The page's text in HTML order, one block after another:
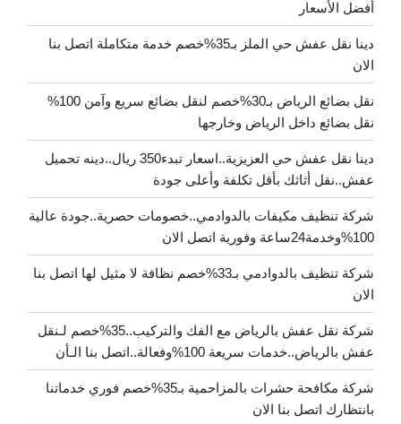
أفضل الأسعار
دينا نقل عفش حي الملز بـ35%خصم خدمة متكاملة اتصل بنا
الان
نقل بضائع الرياض بـ30%خصم لنقل بضائع سريع وآمن 100%
نقل بضائع داخل الرياض وخارجها
دينا نقل عفش حي العزيزية..اسعار تبدء350 ريال..دينه تحميل
عفش..نقل أثاثك بأقل تكلفة وأعلى جودة
شركة تنظيف مكيفات بالدوادمي..خصومات حصرية..جودة عالية
100%وخدمة24ساعة وفورية اتصل الان
شركة تنظيف بالدوادمي بـ33%خصم نظافة لا مثيل لها اتصل بنا
الان
شركة نقل عفش بالرياض مع الفك والتركيب..35%خصم لـنقل
عفش بالرياض..خدمات سريعة 100%وفعالة..اتصل بنا الـأن
شركة مكافحة حشرات بالمزاحمية بـ35%خصم فوري خدماتنا
بانتظارك اتصل بنا الان